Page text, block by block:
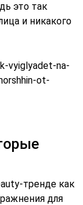
это так
и никакого
vyiglyadet-na-
ot-
тренде как
для